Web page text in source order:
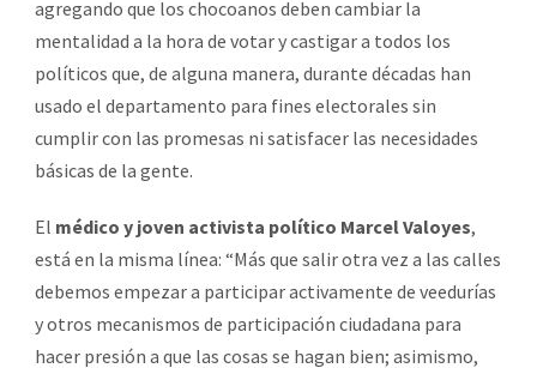
agregando que los chocoanos deben cambiar la
mentalidad a la hora de votar y castigar a todos los
políticos que, de alguna manera, durante décadas han
usado el departamento para fines electorales sin
cumplir con las promesas ni satisfacer las necesidades
básicas de la gente.
El médico y joven activista político Marcel Valoyes,
está en la misma línea: “Más que salir otra vez a las calles
debemos empezar a participar activamente de veedurías
y otros mecanismos de participación ciudadana para
hacer presión a que las cosas se hagan bien; asimismo,